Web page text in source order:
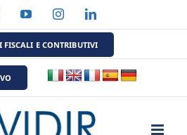
YouTubeInstagramLinkedIn
FISCALI E CONTRIBUTIVI